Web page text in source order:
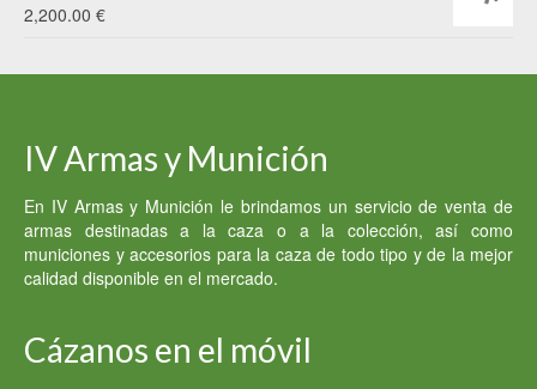
3,000.00 €.2,200.00 €.
2,200.00 €
IV Armas y Munición
En IV Armas y Munición le brindamos un servicio de venta de
armas destinadas a la caza o a la colección, así como
municiones y accesorios para la caza de todo tipo y de la mejor
calidad disponible en el mercado.
Cázanos en el móvil